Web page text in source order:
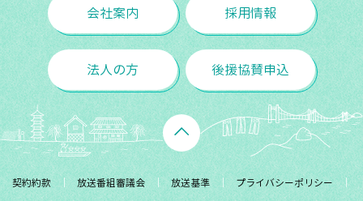
会社案内 採用情報
法人の方 後援協賛申込
契約約款 放送番組審議会 放送基準
プライバシーポリシー